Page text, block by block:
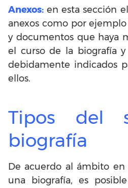
Anexos: en esta sección
anexos como por
y documentos que haya
el curso de la biografía
debidamente indicados
ellos.
Tipos del
biografía
De acuerdo al ámbito en
una biografía, es